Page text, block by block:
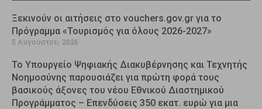
Ξεκινούν οι αιτήσεις στο vouchers.gov.gr για το
Πρόγραμμα «Τουρισμός για όλους 2026-2027»
5 Αυγούστου, 2026
Το Υπουργείο Ψηφιακής Διακυβέρνησης και Τεχνητής
Νοημοσύνης παρουσιάζει για πρώτη φορά τους
βασικούς άξονες του νέου Εθνικού Διαστημικού
Προγράμματος – Επενδύσεις 350 εκατ. ευρώ για μια